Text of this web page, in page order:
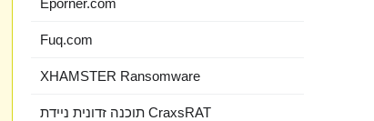
Eporner.com
Fuq.com
XHAMSTER Ransomware
תוכנה זדונית ניידת CraxsRAT